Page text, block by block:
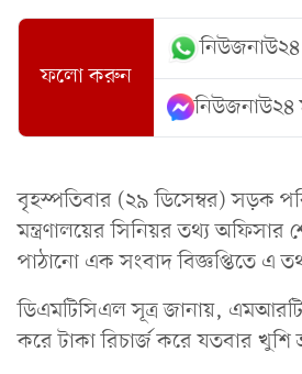
ফলো করুন
নিউজনাউ২৪
বৃহস্পতিবার (২৯ ডিসেম্বর) সড়ক
মন্ত্রণালয়ের সিনিয়র তথ্য
পাঠানো এক সংবাদ বিজ্ঞপ্তিতে এ
ডিএমটিসিএল সূত্র জানায়, এমআরটি
করে টাকা রিচার্জ করে যতবার খুশি